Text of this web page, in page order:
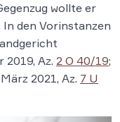
wollte er
In den Vorinstanzen
2019, Az. 2 O 40/19;
2021, Az. 7 U